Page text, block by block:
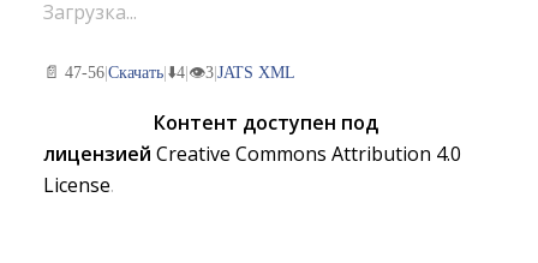
Загрузка...
📄 47-56|Скачать|⬇️4|👁3|JATS XML
Контент доступен под
лицензией Creative Commons Attribution 4.0
License.